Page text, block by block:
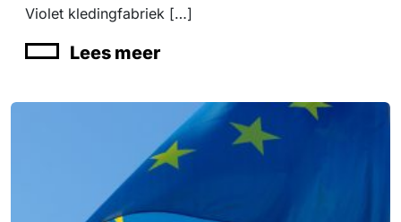
Violet kledingfabriek […]
Lees meer